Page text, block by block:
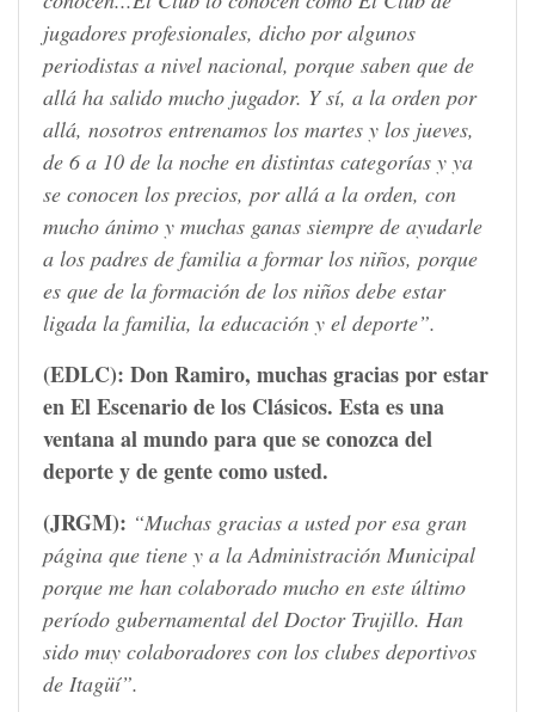
jugadores profesionales, dicho por algunos
periodistas a nivel nacional, porque saben que de
allá ha salido mucho jugador. Y sí, a la orden por
allá, nosotros entrenamos los martes y los jueves,
de 6 a 10 de la noche en distintas categorías y ya
se conocen los precios, por allá a la orden, con
mucho ánimo y muchas ganas siempre de ayudarle
a los padres de familia a formar los niños, porque
es que de la formación de los niños debe estar
ligada la familia, la educación y el deporte”.
(EDLC): Don Ramiro, muchas gracias por estar
en El Escenario de los Clásicos. Esta es una
ventana al mundo para que se conozca del
deporte y de gente como usted.
(JRGM): “Muchas gracias a usted por esa gran
página que tiene y a la Administración Municipal
porque me han colaborado mucho en este último
período gubernamental del Doctor Trujillo. Han
sido muy colaboradores con los clubes deportivos
de Itagüí”.